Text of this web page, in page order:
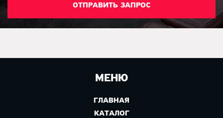
МЕНЮ
ГЛАВНАЯ
КАТАЛОГ